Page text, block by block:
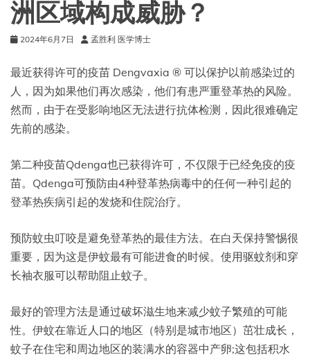
洲区域构成威胁？
2024年6月7日 孟胜利 医学博士
最近获得许可的疫苗 Dengvaxia ® 可以保护以前感染过的
人，因为如果他们再次感染，他们有患严重登革热的风险。
然而，由于在受影响地区无法进行抗体检测，因此很难确定
先前的感染。
第二种疫苗Qdenga也已获得许可，不仅限于已经免疫的疫
苗。Qdenga可预防由4种登革热病毒中的任何一种引起的
登革热疾病引起的发烧和住院治疗。
预防蚊虫叮咬是避免登革热的最佳方法。在白天保持警惕很
重要，因为这是伊蚊最有可能进食的时候。使用驱蚊剂和穿
长袖衣服可以帮助阻止蚊子。
最好的管理方法是通过破坏滋生地来减少蚊子繁殖的可能
性。伊蚊在靠近人口的地区（特别是城市地区）茁壮成长，
蚊子在住宅和周边地区的装满水的容器中产卵;这包括积水